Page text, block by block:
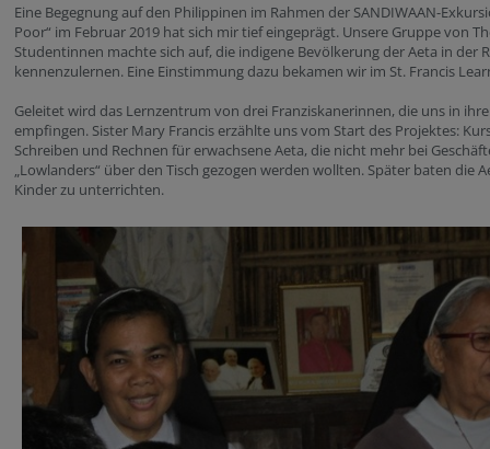
Eine Begegnung auf den Philippinen im Rahmen der SANDIWAAN-
Poor“ im Februar 2019 hat sich mir tief eingeprägt. Unsere Gruppe von
Studentinnen machte sich auf, die indigene Bevölkerung der Aeta in der
kennenzulernen. Eine Einstimmung dazu bekamen wir im St. Francis
Geleitet wird das Lernzentrum von drei Franziskanerinnen, die uns in
empfingen. Sister Mary Francis erzählte uns vom Start des Projektes:
Schreiben und Rechnen für erwachsene Aeta, die nicht mehr bei
„Lowlanders“ über den Tisch gezogen werden wollten. Später baten die
Kinder zu unterrichten.